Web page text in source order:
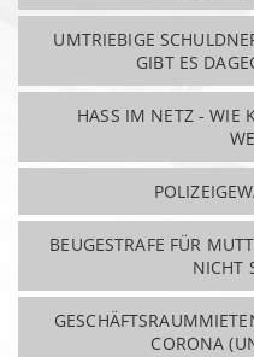
UMTRIEBIGE
GIBT ES
HASS IM NETZ - WIE
BEUGESTRAFE FÜR
NICHT
CORONA